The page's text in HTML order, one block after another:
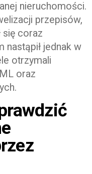
nieruchomości.
przepisów,
się coraz
nastąpił jednak w
otrzymali
oraz